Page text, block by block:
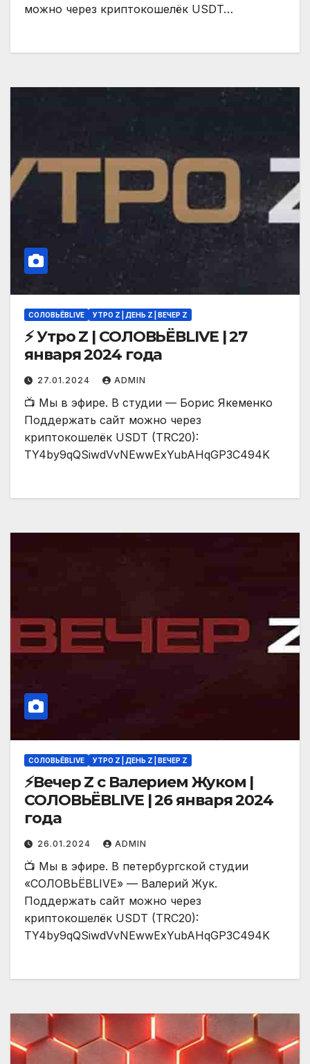
можно через криптокошелёк USDT…
СОЛОВЬЁВLIVE УТРО Z | ДЕНЬ Z | ВЕЧЕР Z
⚡️ Утро Z | СОЛОВЬЁВLIVE | 27
января 2024 года
27.01.2024 ADMIN
📺 Мы в эфире. В студии — Борис Якеменко
Поддержать сайт можно через
криптокошелёк USDT (TRC20):
TY4by9qQSiwdVvNEwwExYubAHqGP3C494K
СОЛОВЬЁВLIVE УТРО Z | ДЕНЬ Z | ВЕЧЕР Z
⚡️Вечер Z с Валерием Жуком |
СОЛОВЬЁВLIVE | 26 января 2024
года
26.01.2024 ADMIN
📺 Мы в эфире. В петербургской студии
«СОЛОВЬЁВLIVE» — Валерий Жук.
Поддержать сайт можно через
криптокошелёк USDT (TRC20):
TY4by9qQSiwdVvNEwwExYubAHqGP3C494K